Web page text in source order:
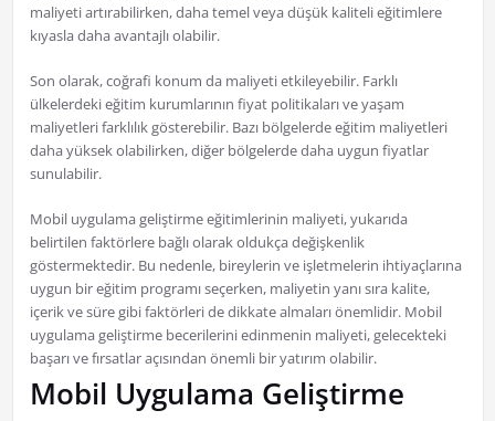
maliyeti artırabilirken, daha temel veya düşük kaliteli eğitimlere
kıyasla daha avantajlı olabilir.
Son olarak, coğrafi konum da maliyeti etkileyebilir. Farklı
ülkelerdeki eğitim kurumlarının fiyat politikaları ve yaşam
maliyetleri farklılık gösterebilir. Bazı bölgelerde eğitim maliyetleri
daha yüksek olabilirken, diğer bölgelerde daha uygun fiyatlar
sunulabilir.
Mobil uygulama geliştirme eğitimlerinin maliyeti, yukarıda
belirtilen faktörlere bağlı olarak oldukça değişkenlik
göstermektedir. Bu nedenle, bireylerin ve işletmelerin ihtiyaçlarına
uygun bir eğitim programı seçerken, maliyetin yanı sıra kalite,
içerik ve süre gibi faktörleri de dikkate almaları önemlidir. Mobil
uygulama geliştirme becerilerini edinmenin maliyeti, gelecekteki
başarı ve fırsatlar açısından önemli bir yatırım olabilir.
Mobil Uygulama Geliştirme